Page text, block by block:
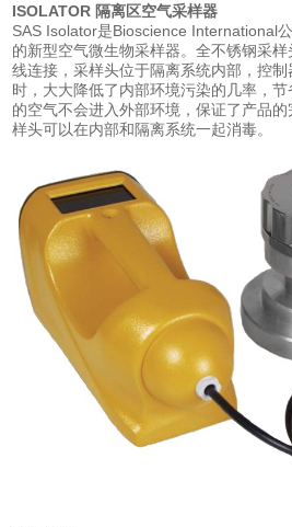
ISOLATOR 隔离区空气采样器
SAS Isolator是Bioscience International
的新型空气微生物采样器。全不锈钢采
线连接，采样头位于隔离系统内部，控
时，大大降低了内部环境污染的几率，
的空气不会进入外部环境，保证了产品
样头可以在内部和隔离系统一起消毒。